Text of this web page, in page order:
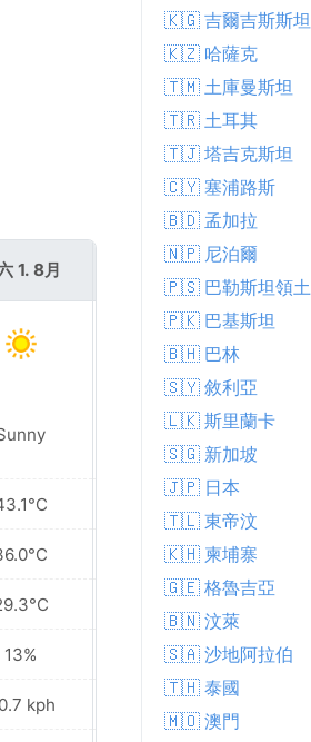
1. 8月
13%
kph
週日 2. 8月
Sunny
35.5°C
14%
🇰🇬 吉爾吉斯斯坦
🇰🇿 哈薩克
🇹🇲 土庫曼斯坦
🇹🇷 土耳其
🇹🇯 塔吉克斯坦
🇨🇾 塞浦路斯
🇧🇩 孟加拉
🇳🇵 尼泊爾
🇵🇸 巴勒斯坦領土
🇵🇰 巴基斯坦
🇧🇭 巴林
🇸🇾 敘利亞
🇱🇰 斯里蘭卡
🇸🇬 新加坡
🇯🇵 日本
🇹🇱 東帝汶
🇰🇭 柬埔寨
🇬🇪 格魯吉亞
🇧🇳 汶萊
🇸🇦 沙地阿拉伯
🇹🇭 泰國
🇲🇴 澳門